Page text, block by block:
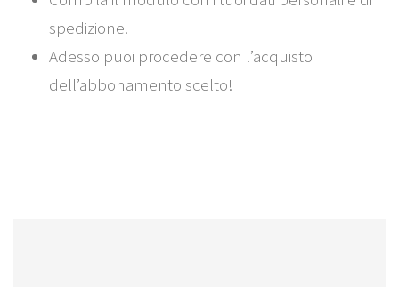
spedizione.
Adesso puoi procedere con l’acquisto
dell’abbonamento scelto!